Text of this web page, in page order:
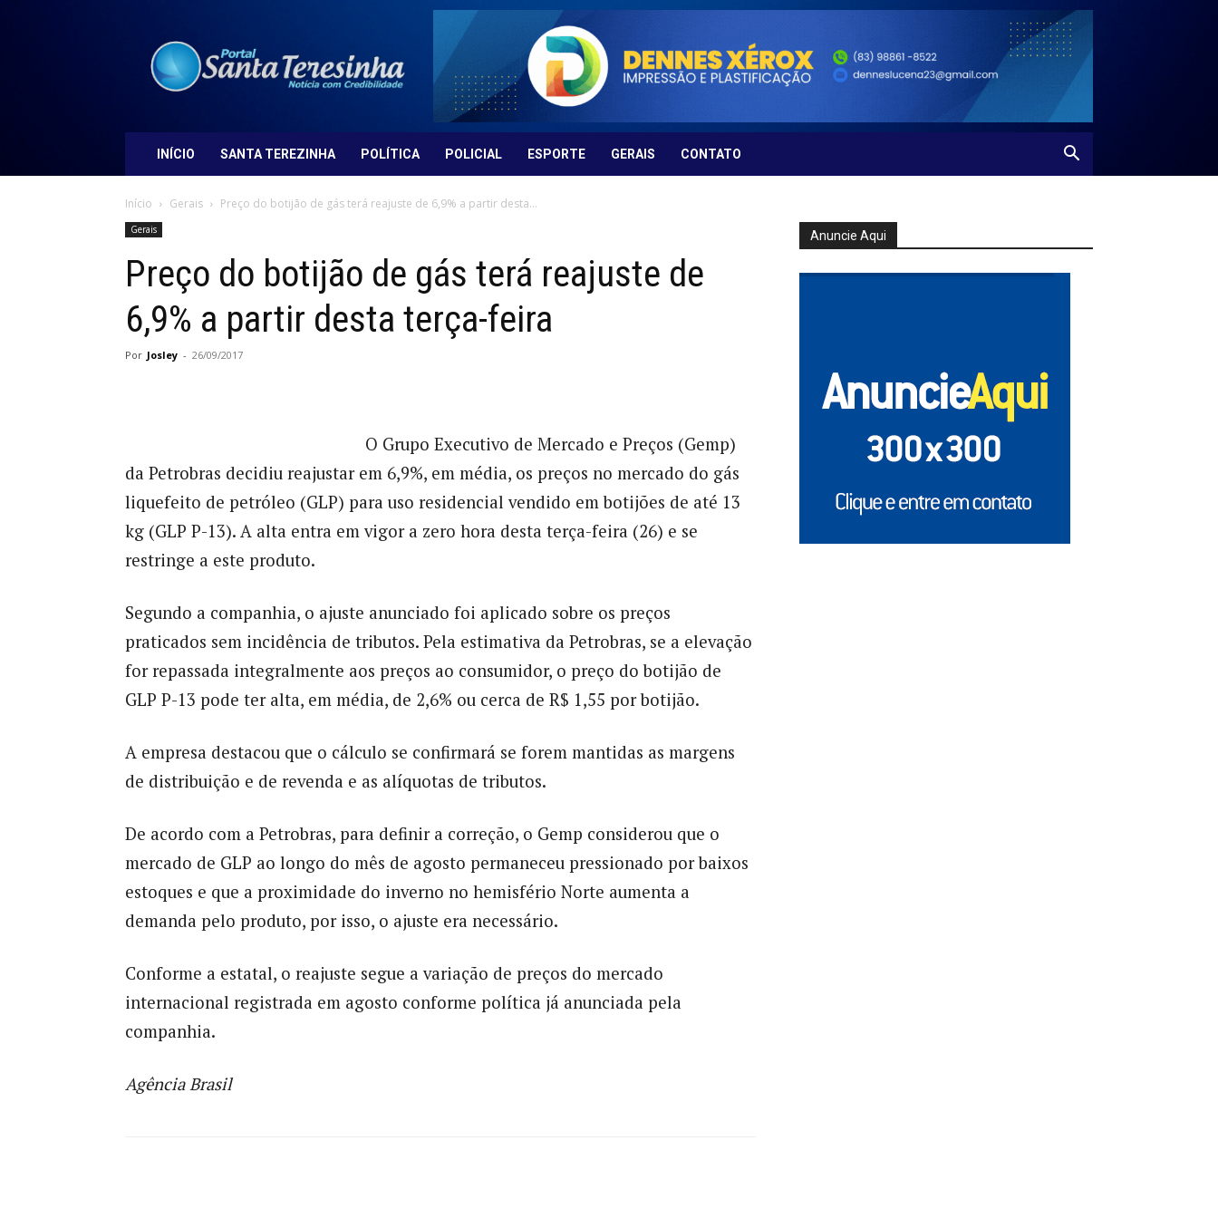
Santa
Teresinha
INÍCIO SANTA TEREZINHA POLÍTICA POLICIAL ESPORTE GERAIS CONTATO
Início Gerais Preço do botijão de gás terá reajuste de 6,9% a partir desta...
Gerais
Preço do botijão de gás terá reajuste de
6,9% a partir desta terça-feira
Por Josley - 26/09/2017
O Grupo Executivo de Mercado e Preços (Gemp)
da Petrobras decidiu reajustar em 6,9%, em média, os preços no mercado do gás
liquefeito de petróleo (GLP) para uso residencial vendido em botijões de até 13
kg (GLP P-13). A alta entra em vigor a zero hora desta terça-feira (26) e se
restringe a este produto.
Segundo a companhia, o ajuste anunciado foi aplicado sobre os preços
praticados sem incidência de tributos. Pela estimativa da Petrobras, se a elevação
for repassada integralmente aos preços ao consumidor, o preço do botijão de
GLP P-13 pode ter alta, em média, de 2,6% ou cerca de R$ 1,55 por botijão.
A empresa destacou que o cálculo se confirmará se forem mantidas as margens
de distribuição e de revenda e as alíquotas de tributos.
De acordo com a Petrobras, para definir a correção, o Gemp considerou que o
mercado de GLP ao longo do mês de agosto permaneceu pressionado por baixos
estoques e que a proximidade do inverno no hemisfério Norte aumenta a
demanda pelo produto, por isso, o ajuste era necessário.
Conforme a estatal, o reajuste segue a variação de preços do mercado
internacional registrada em agosto conforme política já anunciada pela
companhia.
Agência Brasil
Anuncie Aqui